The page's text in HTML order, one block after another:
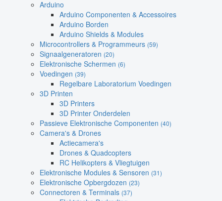
Arduino
Arduino Componenten & Accessoires
Arduino Borden
Arduino Shields & Modules
Microcontrollers & Programmeurs (59)
Signaalgeneratoren (20)
Elektronische Schermen (6)
Voedingen (39)
Regelbare Laboratorium Voedingen
3D Printen
3D Printers
3D Printer Onderdelen
Passieve Elektronische Componenten (40)
Camera's & Drones
Actiecamera's
Drones & Quadcopters
RC Helikopters & Vliegtuigen
Elektronische Modules & Sensoren (31)
Elektronische Opbergdozen (23)
Connectoren & Terminals (37)